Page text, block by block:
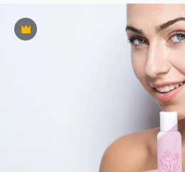
Premium